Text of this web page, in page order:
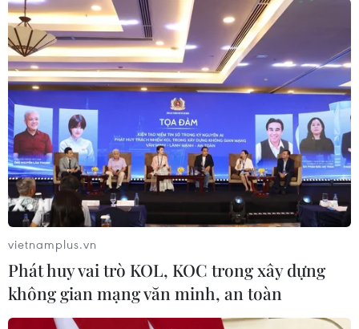
#Thành phố Hồ Chí Minh #Sakai
#Doanh nghiệp
#Xúc tiến đầu tư
Anh Nhật Bản
Theo dõi VietnamPlus
vietnamplus.vn
Phát huy vai trò KOL, KOC trong xây dựng
không gian mạng văn minh, an toàn